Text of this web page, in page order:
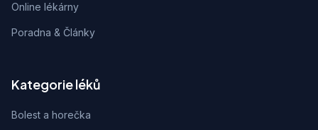
Online lékárny
Poradna & Články
Kategorie léků
Bolest a horečka